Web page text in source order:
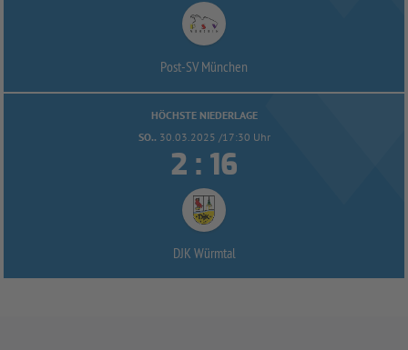
Post-SV München
HÖCHSTE NIEDERLAGE
SO.. 30.03.2025 /17:30 Uhr
 : 
DJK Würmtal